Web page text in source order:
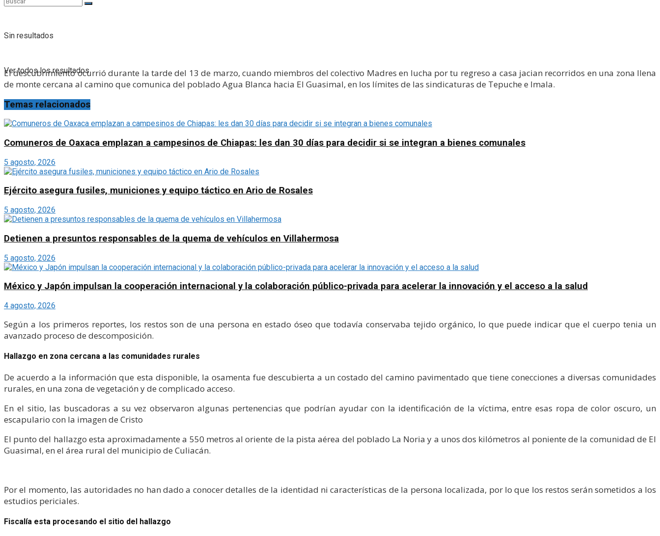
Sin resultados
Ver todos los resultados
El descubrimiento ocurrió durante la tarde del 13 de marzo, cuando miembros del colectivo Madres en lucha por tu regreso a casa jacian recorridos en una zona llena
de monte cercana al camino que comunica del poblado Agua Blanca hacia El Guasimal, en los límites de las sindicaturas de Tepuche e Imala.
Temas relacionados
Comuneros de Oaxaca emplazan a campesinos de Chiapas: les dan 30 días para decidir si se integran a bienes comunales
5 agosto, 2026
Ejército asegura fusiles, municiones y equipo táctico en Ario de Rosales
5 agosto, 2026
Detienen a presuntos responsables de la quema de vehículos en Villahermosa
5 agosto, 2026
México y Japón impulsan la cooperación internacional y la colaboración público-privada para acelerar la innovación y el acceso a la salud
4 agosto, 2026
Según a los primeros reportes, los restos son de una persona en estado óseo que todavía conservaba tejido orgánico, lo que puede indicar que el cuerpo tenia un
avanzado proceso de descomposición.
Hallazgo en zona cercana a las comunidades rurales
De acuerdo a la información que esta disponible, la osamenta fue descubierta a un costado del camino pavimentado que tiene conecciones a diversas comunidades
rurales, en una zona de vegetación y de complicado acceso.
En el sitio, las buscadoras a su vez observaron algunas pertenencias que podrían ayudar con la identificación de la víctima, entre esas ropa de color oscuro, un
escapulario con la imagen de Cristo
El punto del hallazgo esta aproximadamente a 550 metros al oriente de la pista aérea del poblado La Noria y a unos dos kilómetros al poniente de la comunidad de El
Guasimal, en el área rural del municipio de Culiacán.
Por el momento, las autoridades no han dado a conocer detalles de la identidad ni características de la persona localizada, por lo que los restos serán sometidos a los
estudios periciales.
Fiscalía esta procesando el sitio del hallazgo